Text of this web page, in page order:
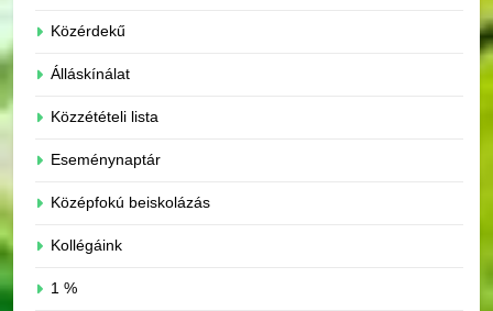
Közérdekű
Álláskínálat
Közzétételi lista
Eseménynaptár
Középfokú beiskolázás
Kollégáink
1 %